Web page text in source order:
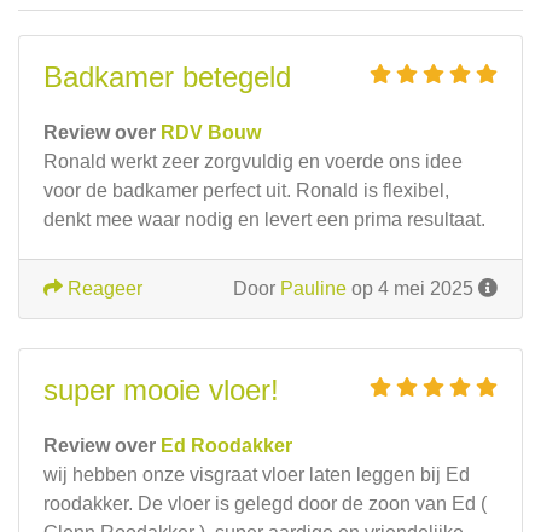
Badkamer betegeld
Review over RDV Bouw
Ronald werkt zeer zorgvuldig en voerde ons idee
voor de badkamer perfect uit. Ronald is flexibel,
denkt mee waar nodig en levert een prima resultaat.
Door Pauline op 4 mei 2025
Reageer
super mooie vloer!
Review over Ed Roodakker
wij hebben onze visgraat vloer laten leggen bij Ed
roodakker. De vloer is gelegd door de zoon van Ed (